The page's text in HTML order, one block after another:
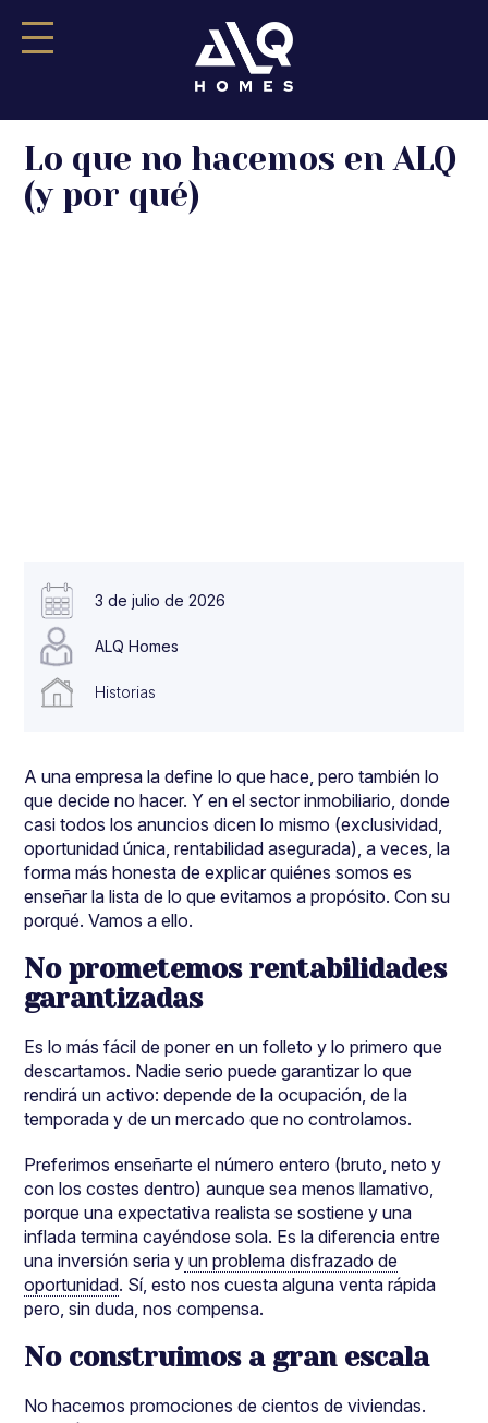
contenido
Lo que no hacemos en ALQ
(y por qué)
3 de julio de 2026
ALQ Homes
Historias
A una empresa la define lo que hace, pero también lo
que decide no hacer. Y en el sector inmobiliario, donde
casi todos los anuncios dicen lo mismo (exclusividad,
oportunidad única, rentabilidad asegurada), a veces, la
forma más honesta de explicar quiénes somos es
enseñar la lista de lo que evitamos a propósito. Con su
porqué. Vamos a ello.
No prometemos rentabilidades
garantizadas
Es lo más fácil de poner en un folleto y lo primero que
descartamos. Nadie serio puede garantizar lo que
rendirá un activo: depende de la ocupación, de la
temporada y de un mercado que no controlamos.
Preferimos enseñarte el número entero (bruto, neto y
con los costes dentro) aunque sea menos llamativo,
porque una expectativa realista se sostiene y una
inflada termina cayéndose sola. Es la diferencia entre
una inversión seria y un problema disfrazado de
oportunidad. Sí, esto nos cuesta alguna venta rápida
pero, sin duda, nos compensa.
No construimos a gran escala
No hacemos promociones de cientos de viviendas.